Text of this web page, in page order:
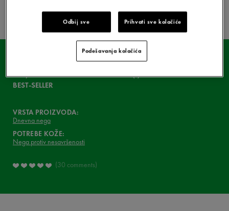
Phytosolution Dnevna nega
BEST-SELLER
VRSTA PROIZVODA:
Dnevna nega
POTREBE KOŽE:
Nega protiv nesavršenosti
30 comments
PROIZVOD?
VIDEO
ASK YOUR DERMATOLOGIST
ŠTA MISLE O TOME
Odbij sve Prihvati sve kolačiće
Podešavanja kolačića